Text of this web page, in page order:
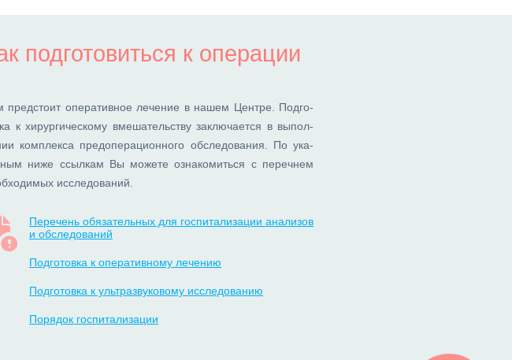
подготовиться к операции
пред­сто­ит опе­ра­тив­ное ле­че­ние в на­шем Цен­тре. Под­го­
к хи­рур­ги­че­ско­му вме­ша­тель­ству за­клю­ча­ет­ся в вы­пол­
ком­плек­са пред­опе­ра­ци­он­но­го об­сле­до­ва­ния. По ука­
ни­же ссыл­кам Вы мо­же­те озна­ко­мить­ся с пе­реч­нем
ис­сле­до­ва­ний.
Перечень обязательных для госпитализации анализов
и обследований
Подготовка к оперативному лечению
Подготовка к ультразвуковому исследованию
Порядок госпитализации